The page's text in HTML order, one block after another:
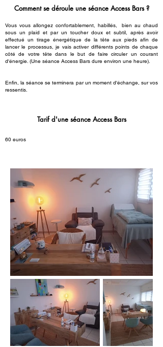
Comment se déroule une séance Access Bars ?
Vous vous allongez confortablement, habillés, bien au chaud
sous un plaid et par un toucher doux et subtil, après avoir
effectué un tirage énergétique de la tête aux pieds afin de
lancer le processus, je vais activer différents points de chaque
côté de votre tête dans le but de faire circuler un courant
d'énergie. (Une séance Access Bars dure environ une heure).
Enfin, la séance se terminera par un moment d'échange, sur vos
ressentis.
Tarif d'une séance Access Bars
60 euros